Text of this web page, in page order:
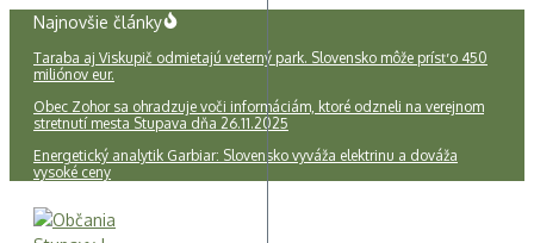
Preskočiť
obsah
Najnovšie články
Taraba aj Viskupič odmietajú veterný park. Slovensko môže prísť o 450
miliónov eur.
Obec Zohor sa ohradzuje voči informáciám, ktoré odzneli na verejnom
stretnutí mesta Stupava dňa 26.11.2025
Energetický analytik Garbiar: Slovensko vyváža elektrinu a dováža
vysoké ceny